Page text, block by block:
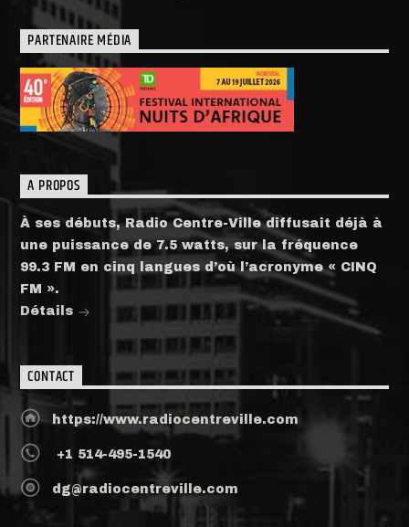
PARTENAIRE MÉDIA
A PROPOS
À ses débuts, Radio Centre-Ville diffusait déjà à
une puissance de 7.5 watts, sur la fréquence
99.3 FM en cinq langues d’où l’acronyme « CINQ
FM ».
Détails
CONTACT
https://www.radiocentreville.com
+1 514-495-1540
dg@radiocentreville.com